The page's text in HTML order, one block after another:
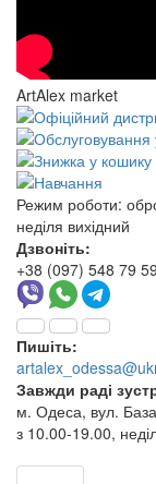
ArtAlex market
Режим роботи:
неділя вихідний
Дзвоніть:
+38 (097) 548 79 59
Пишіть:
Завжди раді
м. Одеса, вул.
з 10.00-19.00,